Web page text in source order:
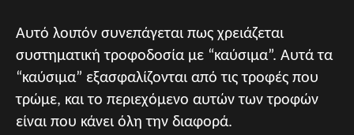
Αυτό λοιπόν συνεπάγεται πως χρειάζεται
συστηματική τροφοδοσία με “καύσιμα”. Αυτά τα
“καύσιμα” εξασφαλίζονται από τις τροφές που
τρώμε, και το περιεχόμενο αυτών των τροφών
είναι που κάνει όλη την διαφορά.